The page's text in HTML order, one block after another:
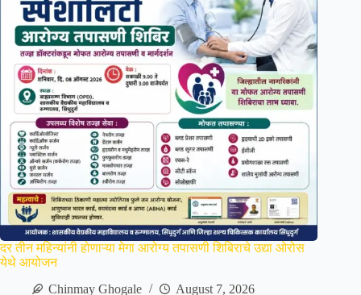
दर तीन महिन्यांनी होणाऱ्या मेगा आरोग्य तपासणी शिबिराचे उद्या ओरोस
येथे आयोजन
Chinmay Ghogale
August 7, 2026